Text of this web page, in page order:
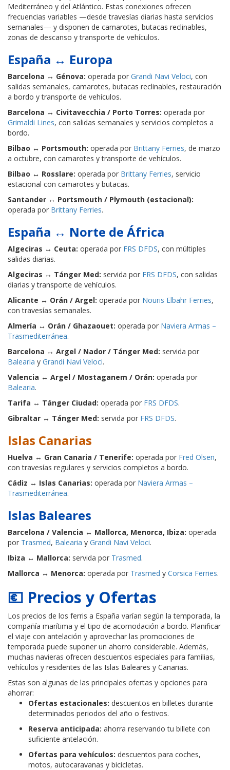
Mediterráneo y del Atlántico. Estas conexiones ofrecen
frecuencias variables —desde travesías diarias hasta servicios
semanales— y disponen de camarotes, butacas reclinables,
zonas de descanso y transporte de vehículos.
España ↔ Europa
Barcelona ↔ Génova: operada por Grandi Navi Veloci, con
salidas semanales, camarotes, butacas reclinables, restauración
a bordo y transporte de vehículos.
Barcelona ↔ Civitavecchia / Porto Torres: operada por
Grimaldi Lines, con salidas semanales y servicios completos a
bordo.
Bilbao ↔ Portsmouth: operada por Brittany Ferries, de marzo
a octubre, con camarotes y transporte de vehículos.
Bilbao ↔ Rosslare: operada por Brittany Ferries, servicio
estacional con camarotes y butacas.
Santander ↔ Portsmouth / Plymouth (estacional):
operada por Brittany Ferries.
España ↔ Norte de África
Algeciras ↔ Ceuta: operada por FRS DFDS, con múltiples
salidas diarias.
Algeciras ↔ Tánger Med: servida por FRS DFDS, con salidas
diarias y transporte de vehículos.
Alicante ↔ Orán / Argel: operada por Nouris Elbahr Ferries,
con travesías semanales.
Almería ↔ Orán / Ghazaouet: operada por Naviera Armas –
Trasmediterránea.
Barcelona ↔ Argel / Nador / Tánger Med: servida por
Balearia y Grandi Navi Veloci.
Valencia ↔ Argel / Mostaganem / Orán: operada por
Balearia.
Tarifa ↔ Tánger Ciudad: operada por FRS DFDS.
Gibraltar ↔ Tánger Med: servida por FRS DFDS.
Islas Canarias
Huelva ↔ Gran Canaria / Tenerife: operada por Fred Olsen,
con travesías regulares y servicios completos a bordo.
Cádiz ↔ Islas Canarias: operada por Naviera Armas –
Trasmediterránea.
Islas Baleares
Barcelona / Valencia ↔ Mallorca, Menorca, Ibiza: operada
por Trasmed, Balearia y Grandi Navi Veloci.
Ibiza ↔ Mallorca: servida por Trasmed.
Mallorca ↔ Menorca: operada por Trasmed y Corsica Ferries.
💶 Precios y Ofertas
Los precios de los ferris a España varían según la temporada, la
compañía marítima y el tipo de acomodación a bordo. Planificar
el viaje con antelación y aprovechar las promociones de
temporada puede suponer un ahorro considerable. Además,
muchas navieras ofrecen descuentos especiales para familias,
vehículos y residentes de las Islas Baleares y Canarias.
Estas son algunas de las principales ofertas y opciones para
ahorrar:
Ofertas estacionales: descuentos en billetes durante
determinados periodos del año o festivos.
Reserva anticipada: ahorra reservando tu billete con
suficiente antelación.
Ofertas para vehículos: descuentos para coches,
motos, autocaravanas y bicicletas.